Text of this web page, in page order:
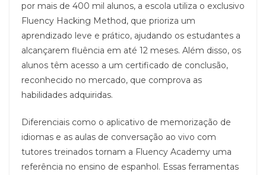
por mais de 400 mil alunos, a escola utiliza o exclusivo
Fluency Hacking Method, que prioriza um
aprendizado leve e prático, ajudando os estudantes a
alcançarem fluência em até 12 meses. Além disso, os
alunos têm acesso a um certificado de conclusão,
reconhecido no mercado, que comprova as
habilidades adquiridas.
Diferenciais como o aplicativo de memorização de
idiomas e as aulas de conversação ao vivo com
tutores treinados tornam a Fluency Academy uma
referência no ensino de espanhol. Essas ferramentas